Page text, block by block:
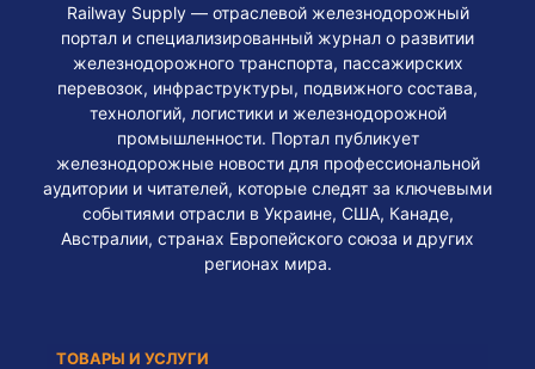
Railway Supply — отраслевой железнодорожный
портал и специализированный журнал о развитии
железнодорожного транспорта, пассажирских
перевозок, инфраструктуры, подвижного состава,
технологий, логистики и железнодорожной
промышленности. Портал публикует
железнодорожные новости для профессиональной
аудитории и читателей, которые следят за ключевыми
событиями отрасли в Украине, США, Канаде,
Австралии, странах Европейского союза и других
регионах мира.
ТОВАРЫ И УСЛУГИ